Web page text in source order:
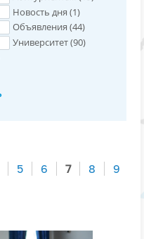
Новость дня (1)
Объявления (44)
Университет (90)
5 6 7 8
9